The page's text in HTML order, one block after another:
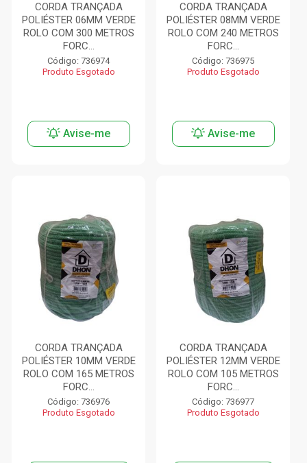
CORDA TRANÇADA
POLIÉSTER 06MM VERDE
ROLO COM 300 METROS
FORC...
Código: 736974
Produto Esgotado
Avise-me
CORDA TRANÇADA
POLIÉSTER 08MM VERDE
ROLO COM 240 METROS
FORC...
Código: 736975
Produto Esgotado
Avise-me
CORDA TRANÇADA
POLIÉSTER 10MM VERDE
ROLO COM 165 METROS
FORC...
Código: 736976
Produto Esgotado
CORDA TRANÇADA
POLIÉSTER 12MM VERDE
ROLO COM 105 METROS
FORC...
Código: 736977
Produto Esgotado